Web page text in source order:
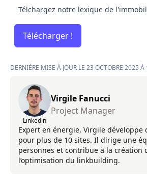
Télchargez notre lexique de
Télécharger !
DERNIÈRE MISE À JOUR LE 23 OCTOBRE 2025 À
Linkedin
Virgile Fanucci
Project Manager
Expert en énergie, Virgile développe
pour plus de 10 sites. Il dirige une
personnes et contribue à la création
l’optimisation du linkbuilding.